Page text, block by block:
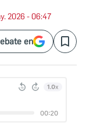
2026 - 06:47
en Save